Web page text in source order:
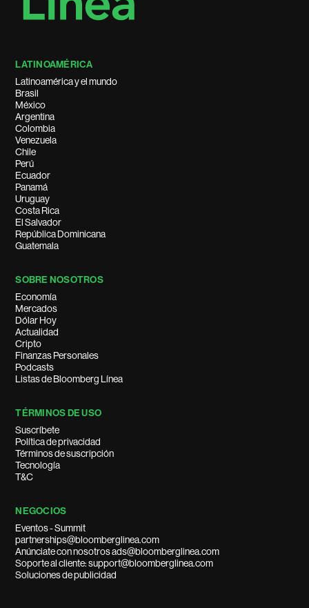
LATINOAMÉRICA
Latinoamérica y el mundo
Brasil
México
Argentina
Colombia
Venezuela
Chile
Perú
Ecuador
Panamá
Uruguay
Costa Rica
El Salvador
República Dominicana
Guatemala
SOBRE NOSOTROS
Economía
Mercados
Dólar Hoy
Actualidad
Cripto
Finanzas Personales
Podcasts
Listas de Bloomberg Línea
TÉRMINOS DE USO
Suscríbete
Política de privacidad
Términos de suscripción
Tecnología
T&C
NEGOCIOS
Eventos - Summit
partnerships@bloomberglinea.com
Anúnciate con nosotros ads@bloomberglinea.com
Soporte al cliente: support@bloomberglinea.com
Soluciones de publicidad